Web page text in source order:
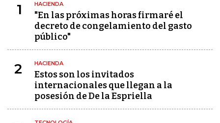
1 HACIENDA
"En las próximas horas firmaré el
decreto de congelamiento del gasto
público"
2 HACIENDA
Estos son los invitados
internacionales que llegan a la
posesión de De la Espriella